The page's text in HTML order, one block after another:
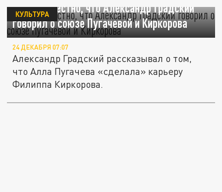
Стало известно, что Александр Градский
говорил о союзе Пугачевой и Киркорова
КУЛЬТУРА
24 ДЕКАБРЯ 07:07
Александр Градский рассказывал о том,
что Алла Пугачева «сделала» карьеру
Филиппа Киркорова.